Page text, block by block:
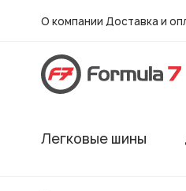
О компании Доставка и
Легковые шины